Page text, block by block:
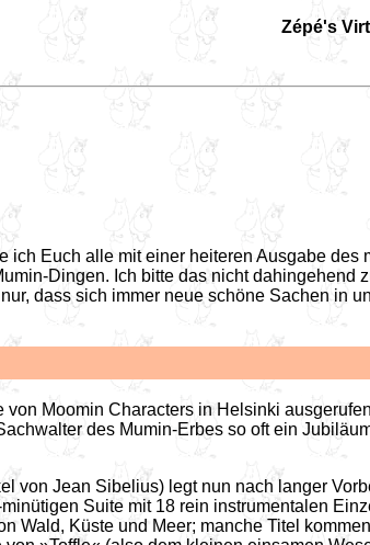
Zépé's
Euch alle mit einer heiteren Ausgabe des
Dingen. Ich bitte das nicht dahingehend
dass sich immer neue schöne Sachen in
Moomin Characters in Helsinki
des Mumin-Erbes so oft ein
von Jean Sibelius) legt nun nach langer
Suite mit 18 rein instrumentalen
Wald, Küste und Meer; manche Titel